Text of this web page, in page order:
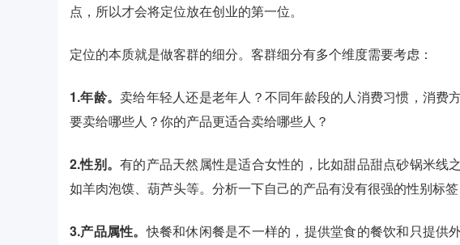
点，所以才会将定位放在创业的第一位。
定位的本质就是做客群的细分。客群细分有多个维度需要考虑：
1.年龄。 卖给年轻人还是老年人？不同年龄段的人消费习惯，消费
要卖给哪些人？你的产品更适合卖给哪些人？
2.性别。 有的产品天然属性是适合女性的，比如甜品甜点砂锅米线
如羊肉泡馍、葫芦头等。分析一下自己的产品有没有很强的性别标
3.产品属性。快餐和休闲餐是不一样的，提供堂食的餐饮和只提供